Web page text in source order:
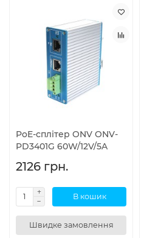
PoE-сплітер ONV ONV-
PD3401G 60W/12V/5A
2126 грн.
В кошик
Швидке замовлення